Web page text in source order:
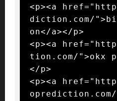
<p><a
diction.com/
on</a></p>
<p><a
tion.com/">okx
</p>
<p><a